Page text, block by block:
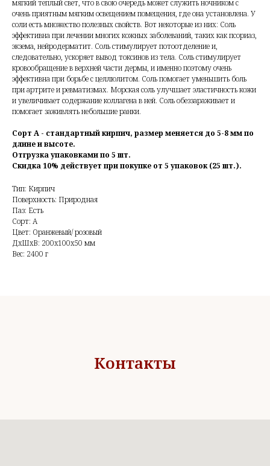
мягкий теплый свет, что в свою очередь может служить ночником с
очень приятным мягким освещением помещения, где она установлена. У
соли есть множество полезных свойств. Вот некоторые из них: Соль
эффективна при лечении многих кожных заболеваний, таких как псориаз,
экзема, нейродерматит. Соль стимулирует потоотделение и,
следовательно, ускоряет вывод токсинов из тела. Соль стимулирует
кровообращение в верхней части дермы, и именно поэтому очень
эффективна при борьбе с целлюлитом. Соль помогает уменьшить боль
при артрите и ревматизмах. Морская соль улучшает эластичность кожи
и увеличивает содержание коллагена в ней. Соль обеззараживает и
помогает заживлять небольшие ранки.
Сорт А - стандартный кирпич, размер меняется до 5-8 мм по
длине и высоте.
Отгрузка упаковками по 5 шт.
Скидка 10% действует при покупке от 5 упаковок (25 шт.).
Тип: Кирпич
Поверхность: Природная
Паз: Есть
Сорт: А
Цвет: Оранжевый/ розовый
ДxШxВ: 200x100x50 мм
Вес: 2400 г
Контакты